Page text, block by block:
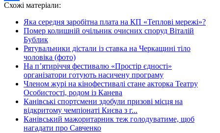
Share
Схожі матеріали:
Яка середня заробітна плата на КП «Теплові мережі»?
Помер колишній очільник очисних споруд Віталій
Бублик
Рятувальники дістали із ставка на Черкащині тіло
чоловіка (фото)
На п’ятиріччя фестивалю «Простір єдності»
організатори готують насичену програму
Членом журі на кінофестивалі стане акторка Театру
Особистості, родом із Канева
Канівські спортсмени здобули призові місця на
відкритому чемпіонаті Києва з г...
Канівський мажоритарник теж голодуватиме, щоб
нагадати про Савченко